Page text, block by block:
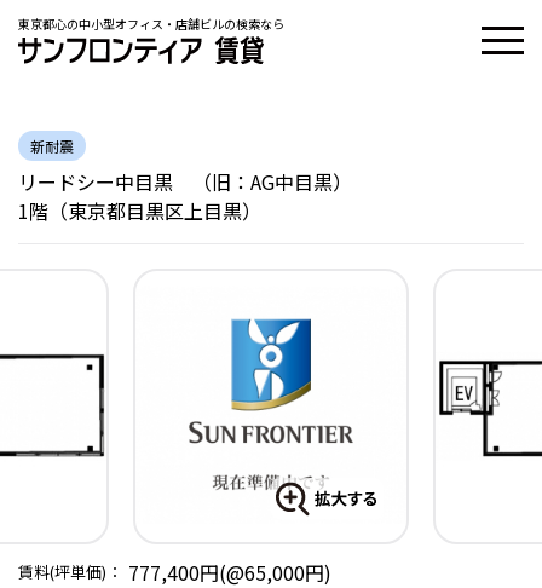
東京都心の中小型オフィス・店舗ビルの検索なら
新耐震
リードシー中目黒 （旧：AG中目黒）
1階（東京都目黒区上目黒）
賃料(坪単価)： 777,400円(@65,000円)